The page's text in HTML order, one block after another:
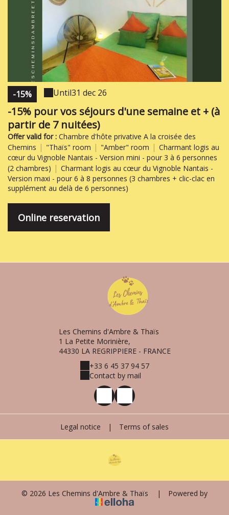
-15% Until31 dec 26
-15% pour vos séjours d'une semaine et + (à
partir de 7 nuitées)
Offer valid for : Chambre d'hôte privative A la croisée des
Chemins | "Thaïs" room | "Amber" room | Charmant logis au
cœur du Vignoble Nantais - Version mini - pour 3 à 6 personnes
(2 chambres) | Charmant logis au cœur du Vignoble Nantais -
Version maxi - pour 6 à 8 personnes (3 chambres + clic-clac en
supplément au delà de 6 personnes)
Online reservation
Les Chemins d'Ambre & Thaïs
1 La Petite Morinière,
44330 LA REGRIPPIERE - FRANCE
+33 6 45 37 94 57
Contact by mail
Legal notice | Terms of sales
© 2026 Les Chemins d'Ambre & Thaïs | Powered by